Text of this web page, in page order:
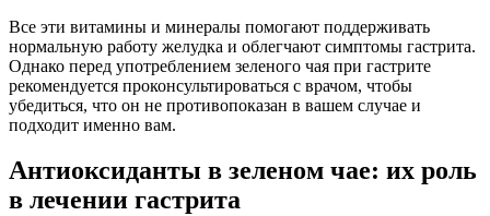
Все эти витамины и минералы помогают поддерживать
нормальную работу желудка и облегчают симптомы гастрита.
Однако перед употреблением зеленого чая при гастрите
рекомендуется проконсультироваться с врачом, чтобы
убедиться, что он не противопоказан в вашем случае и
подходит именно вам.
Антиоксиданты в зеленом чае: их роль
в лечении гастрита